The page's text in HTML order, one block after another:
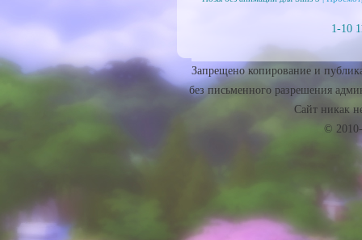
1-10
Запрещено копирование и
без письменного разрешения
Сайт никак
©